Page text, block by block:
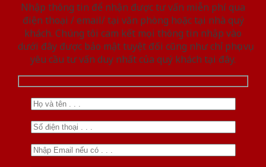
Nhập thông tin để nhận được tư vấn miễn phí qua
điện thoại / email/ tại văn phòng hoặc tại nhà quý
khách. Chúng tôi cam kết mọi thông tin nhập vào
dưới đây được bảo mật tuyệt đối cũng như chỉ phục vụ
yêu cầu tư vấn duy nhất của quý khách tại đây.